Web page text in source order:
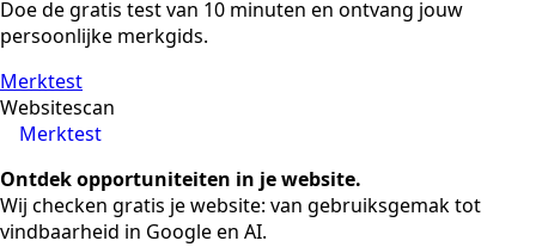
Doe de gratis test van 10 minuten en ontvang jouw
persoonlijke merkgids.
Merktest
Merktest
Websitescan
Ontdek opportuniteiten in je website.
Wij checken gratis je website: van gebruiksgemak tot
vindbaarheid in Google en AI.